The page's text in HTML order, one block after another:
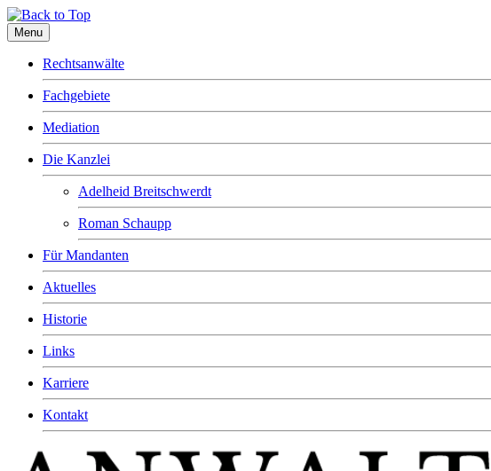
Menu
Rechtsanwälte
Fachgebiete
Mediation
Die Kanzlei
Adelheid Breitschwerdt
Roman Schaupp
Für Mandanten
Aktuelles
Historie
Links
Karriere
Kontakt